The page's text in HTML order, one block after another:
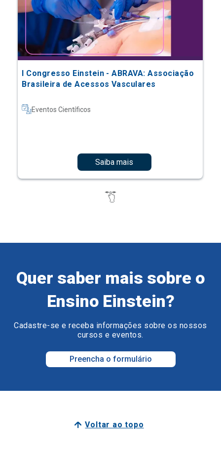
I Congresso Einstein - ABRAVA: Associação
Brasileira de Acessos Vasculares
Eventos Científicos
Saiba mais
Quer saber mais sobre o
Ensino Einstein?
Cadastre-se e receba informações sobre os nossos
cursos e eventos.
Preencha o formulário
Voltar ao topo